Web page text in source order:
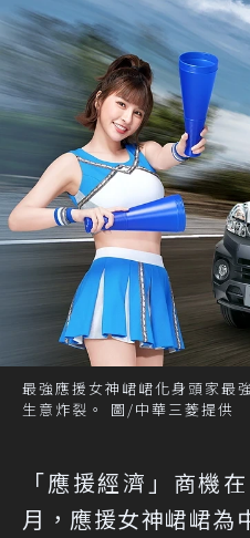
最強應援女神峮峮化身頭家最
生意炸裂。 圖/中華三菱提供
「應援經濟」商機
月，應援女神峮峮為